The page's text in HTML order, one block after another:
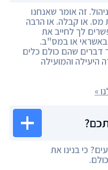
זה אומר שאנחנו
מס. או קבלה. או הרבה
לך לחייב את
או במס"ב.
דברים שהם כולם כלים
היעילה והמועילה
»
כי בנינו את